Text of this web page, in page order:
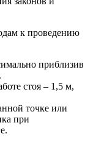
к проведению
приблизив
стоя – 1,5 м,
точке или
при